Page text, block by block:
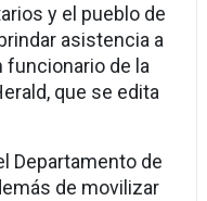
y el pueblo de
asistencia a
funcionario de la
que se edita
Departamento de
de movilizar